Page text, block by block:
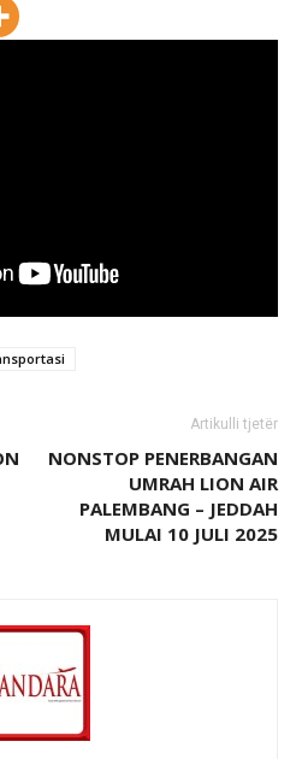
Artikulli tjetër
NONSTOP PENERBANGAN
UMRAH LION AIR
PALEMBANG – JEDDAH
MULAI 10 JULI 2025